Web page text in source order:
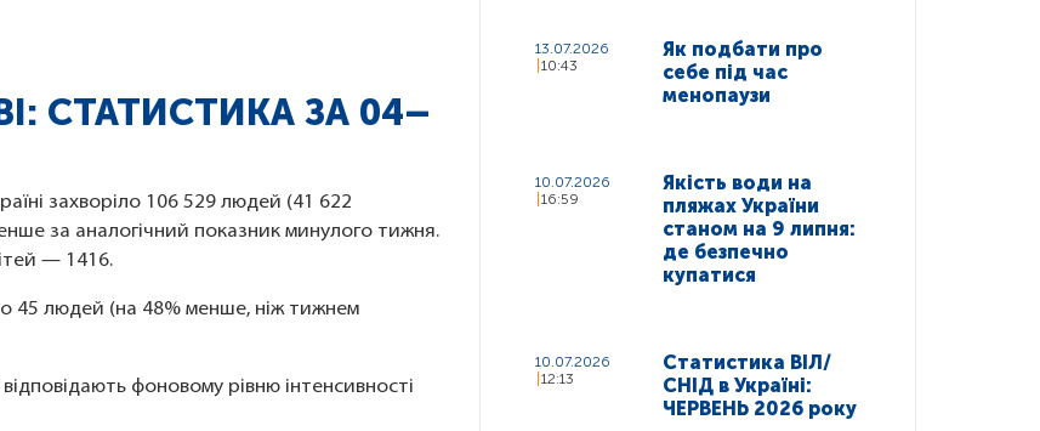
СТАТИСТИКА ЗА 04–
захворіло 106 529 людей (41 622
за аналогічний показник минулого тижня.
— 1416.
45 людей (на 48% менше, ніж тижнем
фоновому рівню інтенсивності
13.07.2026
10:43
Як подбати про
себе під час
менопаузи
10.07.2026
16:59
Якість води на
пляжах України
станом на 9 липня:
де безпечно
купатися
10.07.2026
12:13
Статистика ВІЛ/
СНІД в Україні:
ЧЕРВЕНЬ 2026 року